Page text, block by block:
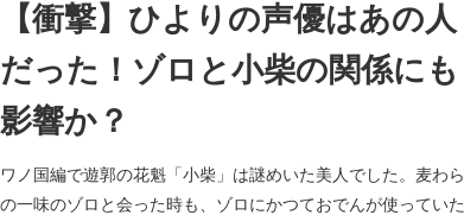
【衝撃】ひよりの声優はあの人
だった！ゾロと小柴の関係にも
影響か？
ワノ国編で遊郭の花魁「小柴」は謎めいた美人でした。麦わら
の一味のゾロと会った時も、ゾロにかつておでんが使っていた